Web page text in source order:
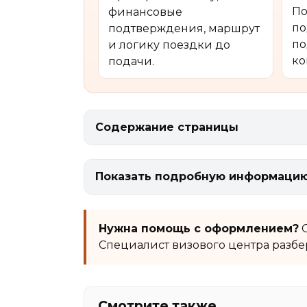
финансовые
подтверждения, маршрут
и логику поездки до
подачи.
Содержание страницы
Показать подробную
Нужна помощь с оформлением?
Специалист визового центра